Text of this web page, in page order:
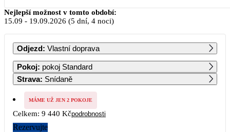
Září 2026
PO ÚT ST ČT PÁ SO NE
1 2 3 4 5 6
7 8 9 10 11 12 13
14 15 16
Nejlepší možnost v tomto období:
15.09 - 19.09.2026 (5 dní, 4 noci)
Odjezd: Vlastní doprava
Pokoj: pokoj Standard
Strava: Snídaně
MÁME UŽ JEN 2 POKOJE
Celkem: 9 440 Kčpodrobnosti
Rezervujte